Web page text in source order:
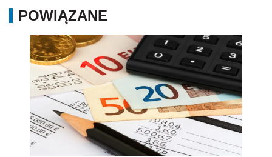
POWIĄZANE